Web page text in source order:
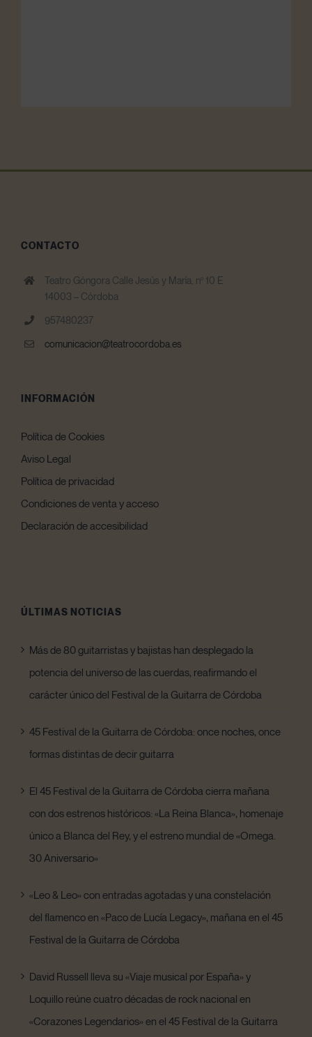
CONTACTO
Teatro Góngora Calle Jesús y María, nº 10 E
14003 – Córdoba
957480237
comunicacion@teatrocordoba.es
INFORMACIÓN
Política de Cookies
Aviso Legal
Política de privacidad
Condiciones de venta y acceso
Declaración de accesibilidad
ÚLTIMAS NOTICIAS
Más de 80 guitarristas y bajistas han desplegado la
potencia del universo de las cuerdas, reafirmando el
carácter único del Festival de la Guitarra de Córdoba
45 Festival de la Guitarra de Córdoba: once noches, once
formas distintas de decir guitarra
El 45 Festival de la Guitarra de Córdoba cierra mañana
con dos estrenos históricos: «La Reina Blanca», homenaje
único a Blanca del Rey, y el estreno mundial de «Omega.
30 Aniversario»
«Leo & Leo» con entradas agotadas y una constelación
del flamenco en «Paco de Lucía Legacy», mañana en el 45
Festival de la Guitarra de Córdoba
David Russell lleva su «Viaje musical por España» y
Loquillo reúne cuatro décadas de rock nacional en
«Corazones Legendarios» en el 45 Festival de la Guitarra